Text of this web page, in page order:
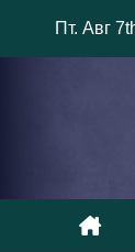
Пт. Авг